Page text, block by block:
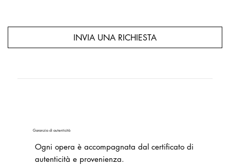
INVIA UNA RICHIESTA
Garanzia di autenticità
Ogni opera è accompagnata dal certificato di
autenticità e provenienza.